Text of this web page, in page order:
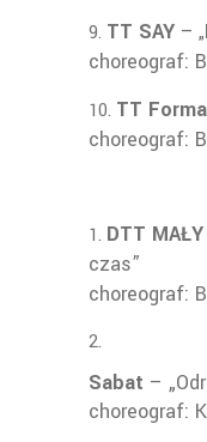
TT SAY – „
choreograf:
TT
choreograf:
DTT
czas”
choreograf:
Sabat –
choreograf: